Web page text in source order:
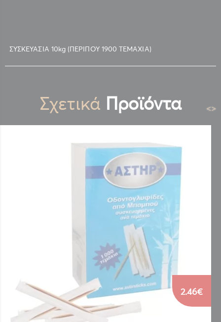
ΣΥΣΚΕΥΑΣΙΑ 10kg (ΠΕΡΙΠΟΥ 1900 ΤΕΜΑΧΙΑ)
Σχετικά Προϊόντα
2.46€
<>